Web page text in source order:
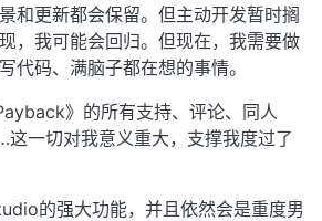
和更新都会保留。但主动开发暂时搁
，我可能会回归。但现在，我需要做
代码、满脑子都在想的事情。
》的所有支持、评论、同人
一切对我意义重大，支撑我度过了
的强大功能，并且依然会是重度男